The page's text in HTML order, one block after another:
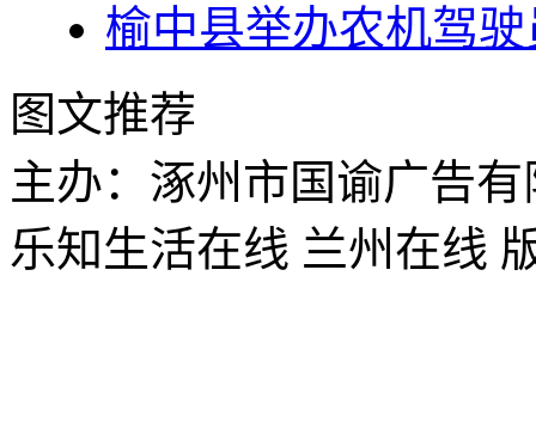
榆中县举办农机驾
图文推荐
主办：涿州市国谕广告
乐知生活在线 兰州在线